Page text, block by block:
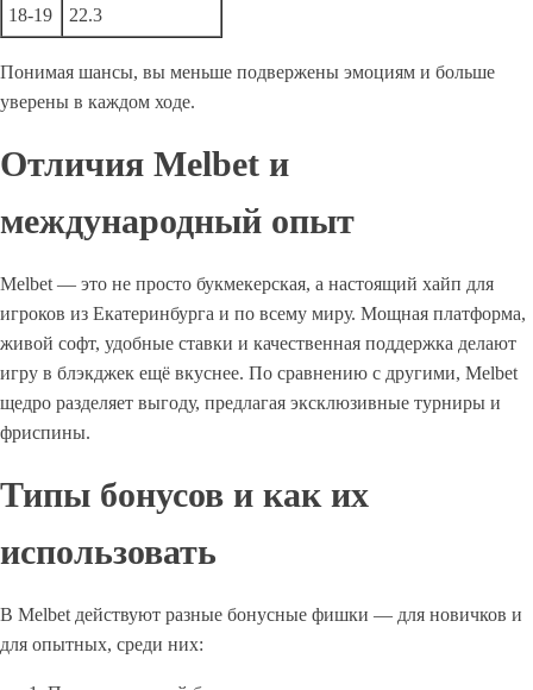
18-19 22.3
Понимая шансы, вы меньше подвержены эмоциям и больше
уверены в каждом ходе.
Отличия Melbet и
международный опыт
Melbet — это не просто букмекерская, а настоящий хайп для
игроков из Екатеринбурга и по всему миру. Мощная платформа,
живой софт, удобные ставки и качественная поддержка делают
игру в блэкджек ещё вкуснее. По сравнению с другими, Melbet
щедро разделяет выгоду, предлагая эксклюзивные турниры и
фриспины.
Типы бонусов и как их
использовать
В Melbet действуют разные бонусные фишки — для новичков и
для опытных, среди них: